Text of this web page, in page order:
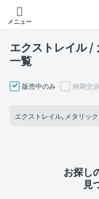
メニュー
エクストレイル /
一覧
販売中のみ 納期交
エクストレイル, メタリック
お探し
見